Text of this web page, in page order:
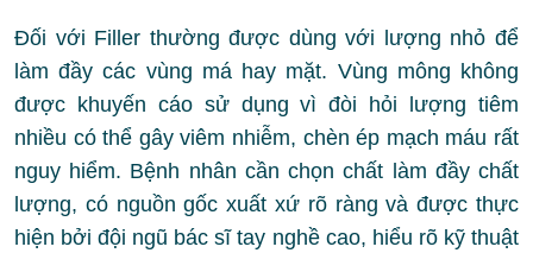
Đối với Filler thường được dùng với lượng nhỏ để
làm đầy các vùng má hay mặt. Vùng mông không
được khuyến cáo sử dụng vì đòi hỏi lượng tiêm
nhiều có thể gây viêm nhiễm, chèn ép mạch máu rất
nguy hiểm. Bệnh nhân cần chọn chất làm đầy chất
lượng, có nguồn gốc xuất xứ rõ ràng và được thực
hiện bởi đội ngũ bác sĩ tay nghề cao, hiểu rõ kỹ thuật